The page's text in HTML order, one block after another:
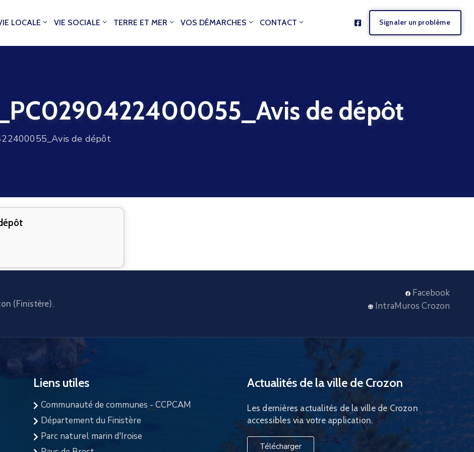
LOCALE VIE SOCIALE TERRE ET MER VOS DÉMARCHES CONTACT Signaler un problème
de dépôt
de dépôt
(Finistère).
Facebook
IntraMuros Crozon
Liens utiles
Communauté de communes - CCPCAM
Département du Finistère
Parc naturel marin d'Iroise
Actualités de la ville de Crozon
Les dernières actualités de la ville de Crozon
accessibles via votre application.
Télécharger